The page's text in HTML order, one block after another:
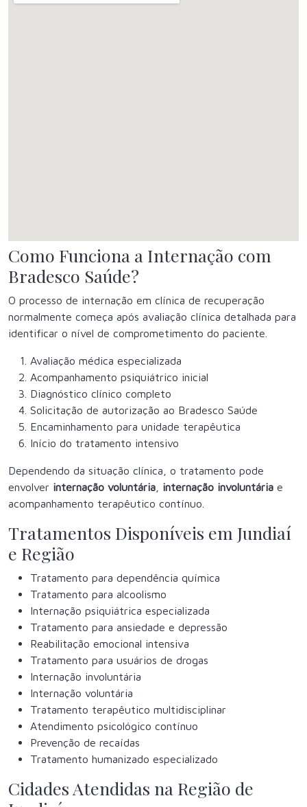
Como Funciona a Internação com
Bradesco Saúde?
O processo de internação em clínica de recuperação
normalmente começa após avaliação clínica detalhada para
identificar o nível de comprometimento do paciente.
Avaliação médica especializada
Acompanhamento psiquiátrico inicial
Diagnóstico clínico completo
Solicitação de autorização ao Bradesco Saúde
Encaminhamento para unidade terapêutica
Início do tratamento intensivo
Dependendo da situação clínica, o tratamento pode
envolver internação voluntária internação involuntária e
acompanhamento terapêutico contínuo.
Tratamentos Disponíveis em Jundiaí
e Região
Tratamento para dependência química
Tratamento para alcoolismo
Internação psiquiátrica especializada
Tratamento para ansiedade e depressão
Reabilitação emocional intensiva
Tratamento para usuários de drogas
Internação involuntária
Internação voluntária
Tratamento terapêutico multidisciplinar
Atendimento psicológico contínuo
Prevenção de recaídas
Tratamento humanizado especializado
Cidades Atendidas na Região de